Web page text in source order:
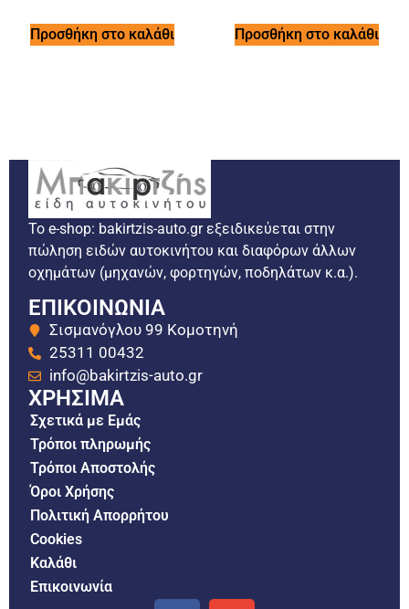
Προσθήκη στο καλάθι Προσθήκη στο καλάθι
Το e-shop: bakirtzis-auto.gr εξειδικεύεται στην
πώληση ειδών αυτοκινήτου και διαφόρων άλλων
οχημάτων (μηχανών, φορτηγών, ποδηλάτων κ.α.).
ΕΠΙΚΟΙΝΩΝΙΑ
Σισμανόγλου 99 Κομοτηνή
25311 00432
info@bakirtzis-auto.gr
ΧΡΗΣΙΜΑ
Σχετικά με Εμάς
Τρόποι πληρωμής
Τρόποι Αποστολής
Όροι Χρήσης
Πολιτική Απορρήτου
Cookies
Καλάθι
Επικοινωνία